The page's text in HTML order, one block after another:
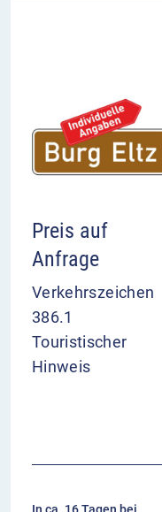
Erinnerungstafeln
Zeichen 386.3-50
VZ 386.3-50
Tafel erinnert an
frühere Grenze
wird nicht mit
kombiniert
Preis auf
Anfrage
Verkehrszeichen
386.1
Touristischer
Hinweis
In ca. 16 Tagen bei